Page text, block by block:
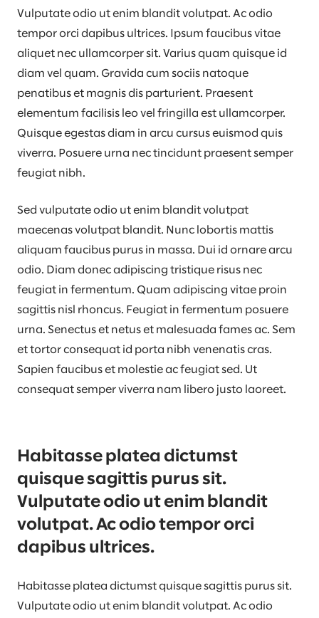
Vulputate odio ut enim blandit volutpat. Ac odio
tempor orci dapibus ultrices. Ipsum faucibus vitae
aliquet nec ullamcorper sit. Varius quam quisque id
diam vel quam. Gravida cum sociis natoque
penatibus et magnis dis parturient. Praesent
elementum facilisis leo vel fringilla est ullamcorper.
Quisque egestas diam in arcu cursus euismod quis
viverra. Posuere urna nec tincidunt praesent semper
feugiat nibh.
Sed vulputate odio ut enim blandit volutpat
maecenas volutpat blandit. Nunc lobortis mattis
aliquam faucibus purus in massa. Dui id ornare arcu
odio. Diam donec adipiscing tristique risus nec
feugiat in fermentum. Quam adipiscing vitae proin
sagittis nisl rhoncus. Feugiat in fermentum posuere
urna. Senectus et netus et malesuada fames ac. Sem
et tortor consequat id porta nibh venenatis cras.
Sapien faucibus et molestie ac feugiat sed. Ut
consequat semper viverra nam libero justo laoreet.
Habitasse platea dictumst
quisque sagittis purus sit.
Vulputate odio ut enim blandit
volutpat. Ac odio tempor orci
dapibus ultrices.
Habitasse platea dictumst quisque sagittis purus sit.
Vulputate odio ut enim blandit volutpat. Ac odio